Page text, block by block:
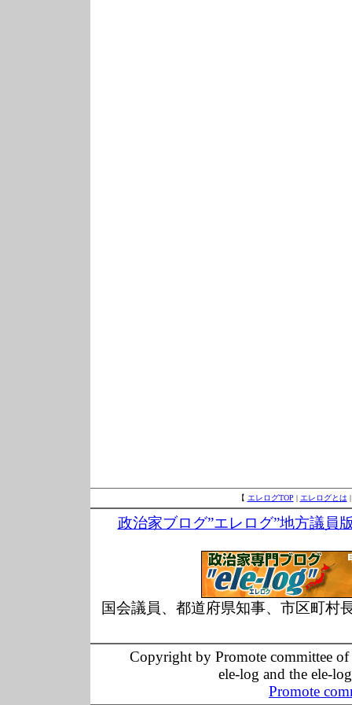
【 エレログTOP | エレログとは
政治家ブログ”エレログ”地方議員
国会議員、都道府県知事、市区町村
Copyright by Promote committee
ele-log and the ele-
Promote